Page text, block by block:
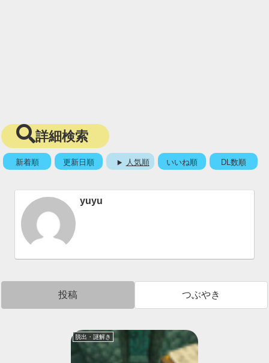
詳細検索
新着順 更新日順 人気順 いいね順 DL数順
yuyu
投稿 つぶやき
脱出・謎解き